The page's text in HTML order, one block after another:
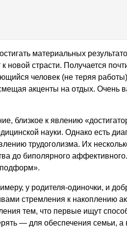
материальных
новой страсти. Получается
человек (не теряя работы)
акценты на отдых. Очень
близкое к явлению
науки. Однако есть
трудоголизма. Их
до биполярного
у родителя-одиночки, и
стремления к накоплению
тем, что первые ищут
— для обеспечения семьи,